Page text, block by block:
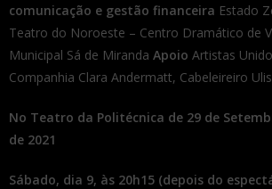
comunicação e gestão financeira Estado
Teatro do Noroeste – Centro Dramático de
Municipal Sá de Miranda Apoio Artistas
Companhia Clara Andermatt, Cabeleireiro
No Teatro da Politécnica de 29 de
de 2021
Sábado, dia 9, às 20h15 (depois do